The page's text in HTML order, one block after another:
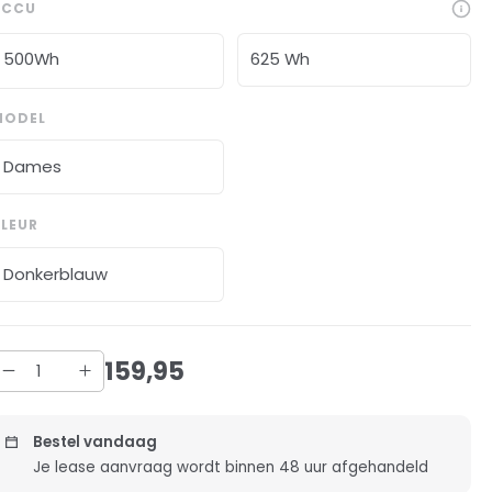
500Wh 625 Wh
Dames
Donkerblauw
159,95
Bestel vandaag
Je lease aanvraag wordt binnen 48 uur afgehandeld